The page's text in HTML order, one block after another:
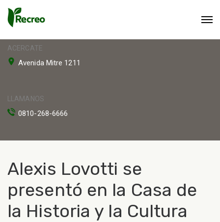
ACERCATE
Avenida Mitre 1211
LLAMANOS
0810-268-6666
Alexis Lovotti se
presentó en la Casa de
la Historia y la Cultura